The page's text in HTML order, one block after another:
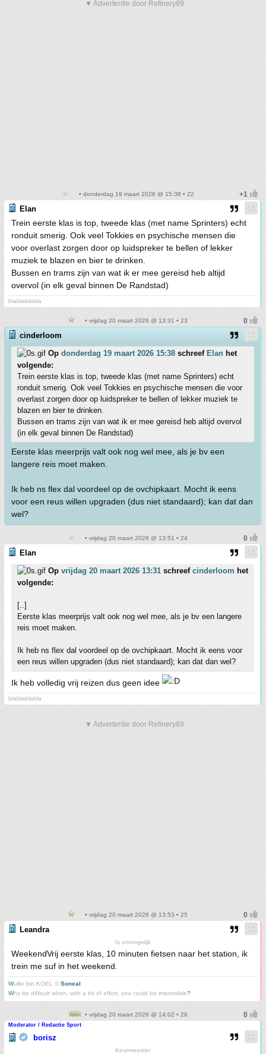
▼ Advertentie door Refinery89
• donderdag 19 maart 2026 @ 15:38 • 22
Elan
Trein eerste klas is top, tweede klas (met name Sprinters) echt
ronduit smerig. Ook veel Tokkies en psychische mensen die
voor overlast zorgen door op luidspreker te bellen of lekker
muziek te blazen en bier te drinken.
Bussen en trams zijn van wat ik er mee gereisd heb altijd
overvol (in elk geval binnen De Randstad)
blablablabla
• vrijdag 20 maart 2026 @ 13:31 • 23
cinderloom
Op donderdag 19 maart 2026 15:38 schreef Elan het
volgende:
Trein eerste klas is top, tweede klas (met name Sprinters) echt
ronduit smerig. Ook veel Tokkies en psychische mensen die voor
overlast zorgen door op luidspreker te bellen of lekker muziek te
blazen en bier te drinken.
Bussen en trams zijn van wat ik er mee gereisd heb altijd overvol
(in elk geval binnen De Randstad)
Eerste klas meerprijs valt ook nog wel mee, als je bv een
langere reis moet maken.
Ik heb ns flex dal voordeel op de ovchipkaart. Mocht ik eens
voor een reus willen upgraden (dus niet standaard); kan dat dan
wel?
• vrijdag 20 maart 2026 @ 13:51 • 24
Elan
Op vrijdag 20 maart 2026 13:31 schreef cinderloom het
volgende:
[..]
Eerste klas meerprijs valt ook nog wel mee, als je bv een langere
reis moet maken.
Ik heb ns flex dal voordeel op de ovchipkaart. Mocht ik eens voor
een reus willen upgraden (dus niet standaard); kan dat dan wel?
Ik heb volledig vrij reizen dus geen idee
blablablabla
▼ Advertentie door Refinery89
• vrijdag 20 maart 2026 @ 13:53 • 25
Leandra
Is onmogelijk
WeekendVrij eerste klas, 10 minuten fietsen naar het station, ik
trein me suf in het weekend.
Wullie bin KOEL © Soneal
Why be difficult when, with a bit of effort, you could be impossible?
• vrijdag 20 maart 2026 @ 14:02 • 26
Moderator / Redactie Sport
borisz
Keurmeester